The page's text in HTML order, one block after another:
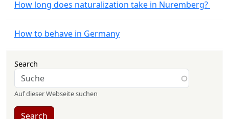
How long does naturalization take in Nuremberg?
How to behave in Germany
Search
Auf dieser Webseite suchen
Search